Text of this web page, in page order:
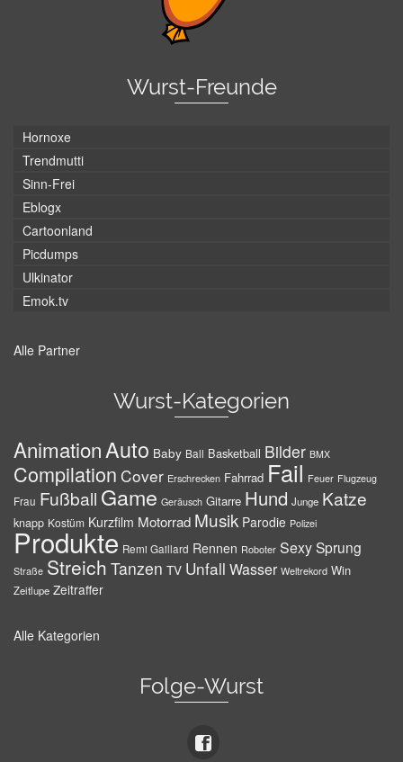
Wurst-Freunde
Hornoxe
Trendmutti
Sinn-Frei
Eblogx
Cartoonland
Picdumps
Ulkinator
Emok.tv
Alle Partner
Wurst-Kategorien
AnimationAuto Baby Ball Basketball Bilder BMX
Compilation Cover Erschrecken Fahrrad Fail Feuer Flugzeug
Frau Fußball Game Geräusch Gitarre Hund Junge Katze
knapp Kostüm Kurzfilm Motorrad Musik Parodie Polizei
Produkte Remi Gaillard Rennen Roboter SexySprung
Straße Streich Tanzen TV Unfall Wasser Weltrekord Win
Zeitlupe Zeitraffer
Alle Kategorien
Folge-Wurst